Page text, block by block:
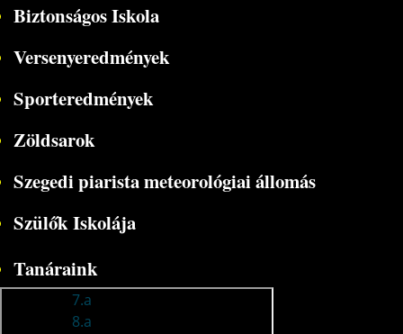
Biztonságos Iskola
Versenyeredmények
Sporteredmények
Zöldsarok
Szegedi piarista meteorológiai állomás
Szülők Iskolája
Tanáraink